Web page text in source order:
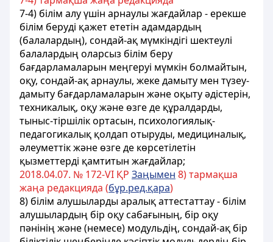
7-4) білім алу үшін арнаулы жағдайлар - ерекше
білім беруді қажет ететін адамдардың
(балалардың), сондай-ақ мүмкіндігі шектеулі
балалардың оларсыз білім беру
бағдарламаларын меңгеруі мүмкін болмайтын,
оқу, сондай-ақ арнаулы, жеке дамыту мен түзеу-
дамыту бағдарламаларын және оқыту әдістерін,
техникалық, оқу және өзге де құралдарды,
тыныс-тіршілік ортасын, психологиялық-
педагогикалық қолдап отыруды, медициналық,
әлеуметтік және өзге де көрсетілетін
қызметтерді қамтитын жағдайлар;
2018.04.07. № 172-VI ҚР Заңымен 8) тармақша
жаңа редакцияда (бұр.ред.қара)
8) білім алушыларды аралық аттестаттау - білім
алушылардың бір оқу сабағының, бір оқу
пәнінің және (немесе) модульдің, сондай-ақ бір